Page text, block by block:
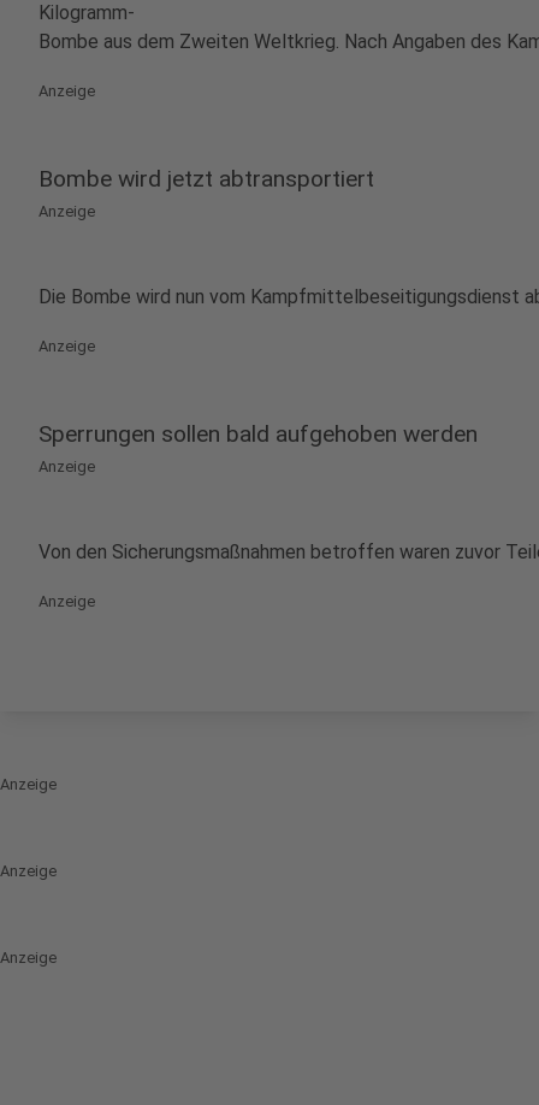
Anzeige
Anzeige
Kilogramm-
Bombe aus dem Zweiten Weltkrieg. Nach Angaben des
Anzeige
Bombe wird jetzt abtransportiert
Anzeige
Die Bombe wird nun vom Kampfmittelbeseitigungsdienst
Anzeige
Sperrungen sollen bald aufgehoben werden
Anzeige
Von den Sicherungsmaßnahmen betroffen waren zuvor
Anzeige
Anzeige